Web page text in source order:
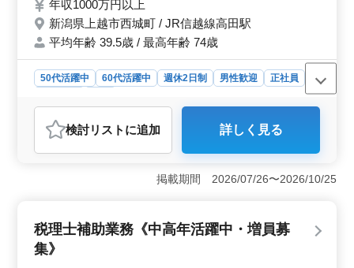
ております。
年収1000万円以上
新潟県上越市西城町 / JR信越線高田駅
平均年齢 39.5歳 / 最高年齢 74歳
50代活躍中 60代活躍中 週休2日制 男性歓迎
正社員
おすすめポイント
＜職場環境＞ この求人は新潟県上越市に位置する緑豊
かな環境にある医療機関での勤務です。外来と病棟管理
を担う内科医として、地域の患者様の健康を支える重要
な役割を担います。働くスタッフの最高年齢は74歳と、
で、週休2日制を採用しています。土日に加え、国民の祝
日やその他院内規定による休日も設けられており、プラ
イベートとの両立がしやすい環境です。 ＜福利厚生
検討リスト に追加 詳しく見る
掲載期間 2026/07/26〜2026/10/25
税理士補助業務《中高年活躍中・増員募
集》